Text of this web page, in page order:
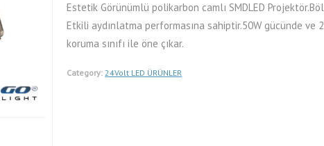
Estetik Görünümlü polikarbon camlı SMDLED
Etkili aydınlatma performasına sahiptir.50W gücünde ve
koruma sınıfı ile öne çıkar.
Category: 24Volt LED ÜRÜNLER